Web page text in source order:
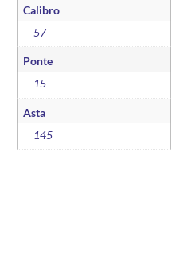
Calibro
57
Ponte
15
Asta
145